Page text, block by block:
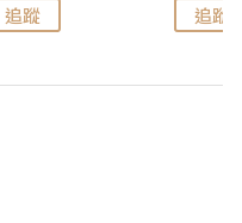
追蹤 追蹤